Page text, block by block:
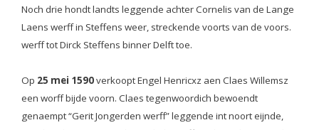
Noch drie hondt landts leggende achter Cornelis van de Lange
Laens werff in Steffens weer, streckende voorts van de voors.
werff tot Dirck Steffens binner Delft toe.
Op 25 mei 1590verkoopt Engel Henricxz aen Claes Willemsz
een worff bijde voorn. Claes tegenwoordich bewoendt
genaempt “Gerit Jongerden werff” leggende int noort eijnde,